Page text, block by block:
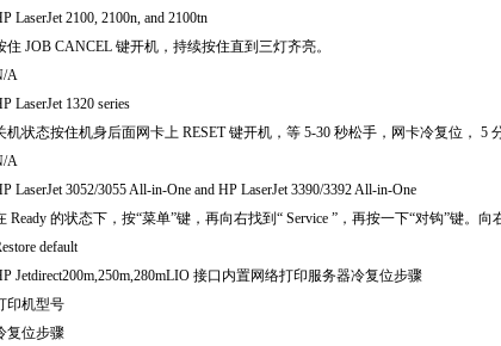
LaserJet 2100, 2100n, and 2100tn
住 JOB CANCEL 键开机，持续按住直到三灯齐亮。
A
LaserJet 1320 series
机状态按住机身后面网卡上 RESET键开机，等 5-30 秒松手，网卡冷复位， 5
A
LaserJet 3052/3055 All-in-One and HP LaserJet 3390/3392 All-in-One
Ready 的状态下，按“菜单”键，再向右找到 “ Service ” ，再按一下“对钩”键。向
default
Jetdirect200m,250m,280mLIO 接口内置网络打印服务器冷复位步骤
印机型号
复位步骤